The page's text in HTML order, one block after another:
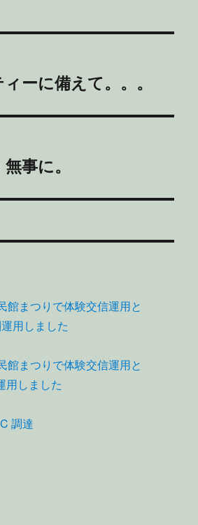
ーに備えて。。。
事に。
館まつりで体験交信運用と
用しました
館まつりで体験交信運用と
用しました
調達